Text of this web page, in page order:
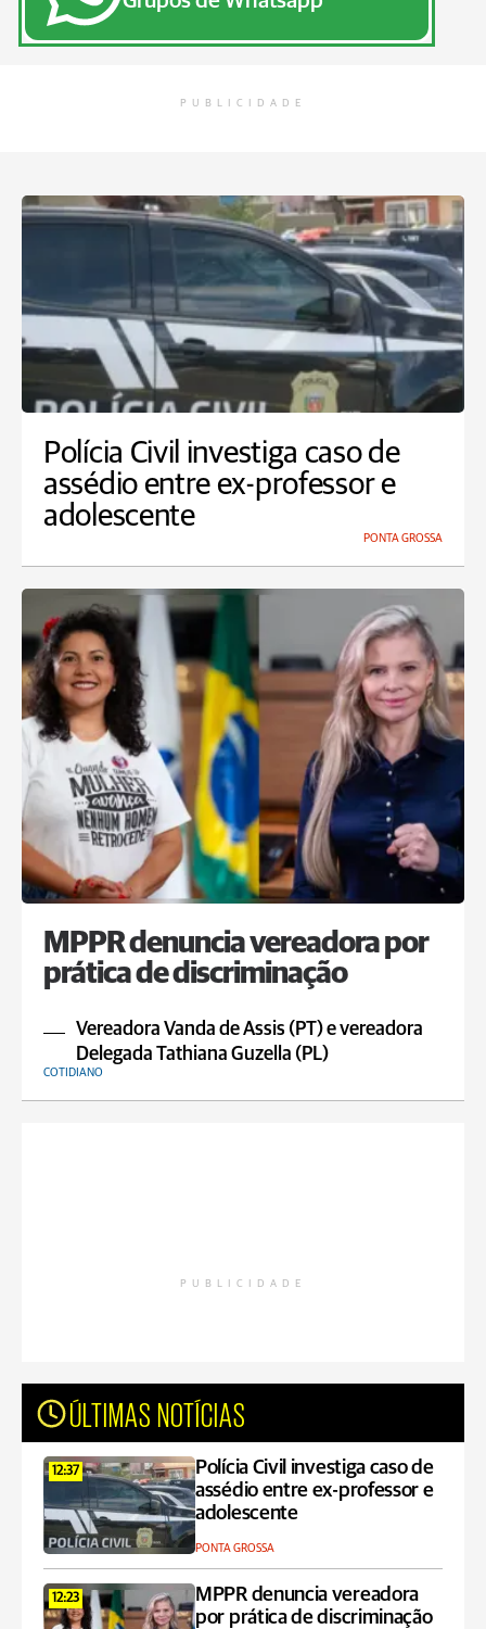
PUBLICIDADE
Polícia Civil investiga caso de
assédio entre ex-professor e
adolescente
PONTA GROSSA
MPPR denuncia vereadora por
prática de discriminação
Vereadora Vanda de Assis (PT) e vereadora
Delegada Tathiana Guzella (PL)
COTIDIANO
PUBLICIDADE
ÚLTIMAS NOTÍCIAS
12:37
Polícia Civil investiga caso de
assédio entre ex-professor e
adolescente
PONTA GROSSA
12:23
MPPR denuncia vereadora
por prática de discriminação